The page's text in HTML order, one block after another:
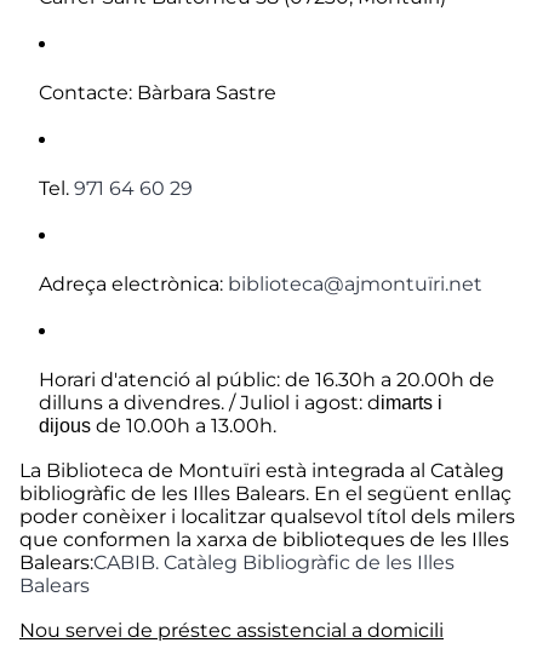
Contacte: Bàrbara Sastre
Tel. 971 64 60 29
Adreça electrònica: biblioteca@ajmontuïri.net
Horari d'atenció al públic: de 16.30h a 20.00h de
dilluns a divendres. / Juliol i agost: dimarts i
dijous de 10.00h a 13.00h.
La Biblioteca de Montuïri està integrada al Catàleg
bibliogràfic de les Illes Balears. En el següent enllaç
poder conèixer i localitzar qualsevol títol dels milers
que conformen la xarxa de biblioteques de les Illes
Balears:CABIB. Catàleg Bibliogràfic de les Illes
Balears
Nou servei de préstec assistencial a domicili